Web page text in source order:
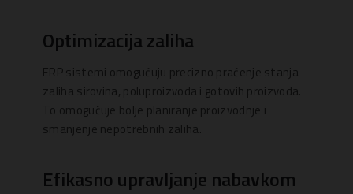
Optimizacija zaliha
ERP sistemi omogućuju precizno praćenje stanja
zaliha sirovina, poluproizvoda i gotovih proizvoda.
To omogućuje bolje planiranje proizvodnje i
smanjenje nepotrebnih zaliha.
Efikasno upravljanje nabavkom